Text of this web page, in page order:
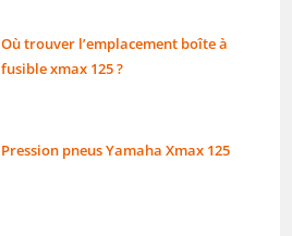
Où trouver l’emplacement boîte à
fusible xmax 125 ?
Pression pneus Yamaha Xmax 125